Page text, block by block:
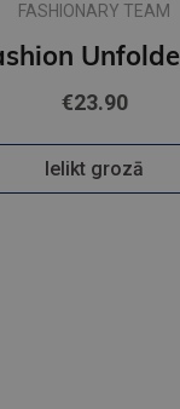
FASHIONARY TEAM
€23.90
Ielikt grozā